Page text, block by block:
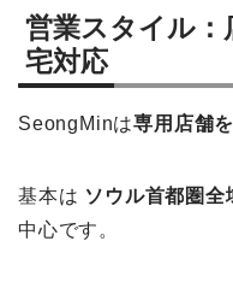
営業スタイル：
宅対応
SeongMinは専用店舗
基本は ソウル首都圏全
中心です。